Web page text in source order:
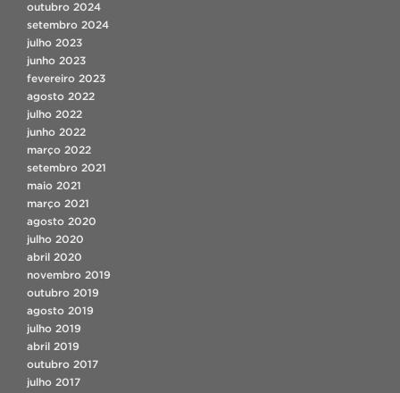
outubro 2024
setembro 2024
julho 2023
junho 2023
fevereiro 2023
agosto 2022
julho 2022
junho 2022
março 2022
setembro 2021
maio 2021
março 2021
agosto 2020
julho 2020
abril 2020
novembro 2019
outubro 2019
agosto 2019
julho 2019
abril 2019
outubro 2017
julho 2017